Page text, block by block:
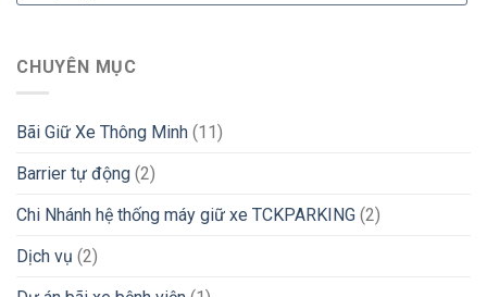
CHUYÊN MỤC
Bãi Giữ Xe Thông Minh (11)
Barrier tự động (2)
Chi Nhánh hệ thống máy giữ xe TCKPARKING (2)
Dịch vụ (2)